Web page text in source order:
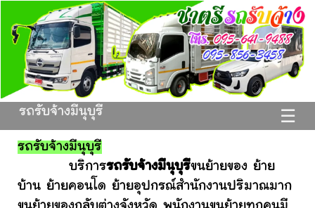
☰
รถรับจ้างมีนุบุรี
รถรับจ้างมีนุบุรี
บริการรถรับจ้างมีนุบุรีขนย้ายของ ย้าย
บ้าน ย้ายคอนโด ย้ายอุปกรณ์สำนักงานปริมาณมาก